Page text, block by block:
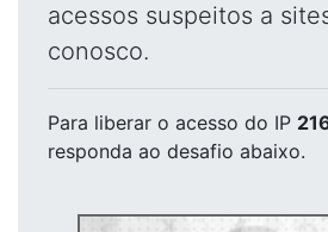
acessos suspeitos a
conosco.
Para liberar o acesso do IP
responda ao desafio abaixo.